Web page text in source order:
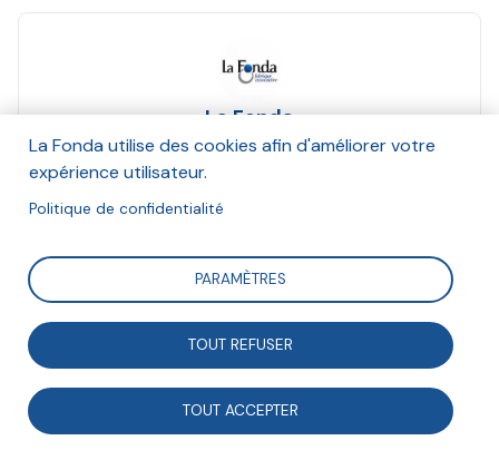
La Fonda
Et Anna Maheu, Hannah Olivetti
Décembre 2020
Pour notre dossier « Penser la valeur pour défendre
nos valeurs », retraçons les différentes évolutions du
concept de chaîne de valeur.
La Fonda utilise des cookies afin d'améliorer votre
expérience utilisateur.
Politique de confidentialité
PARAMÈTRES
TOUT REFUSER
TOUT ACCEPTER